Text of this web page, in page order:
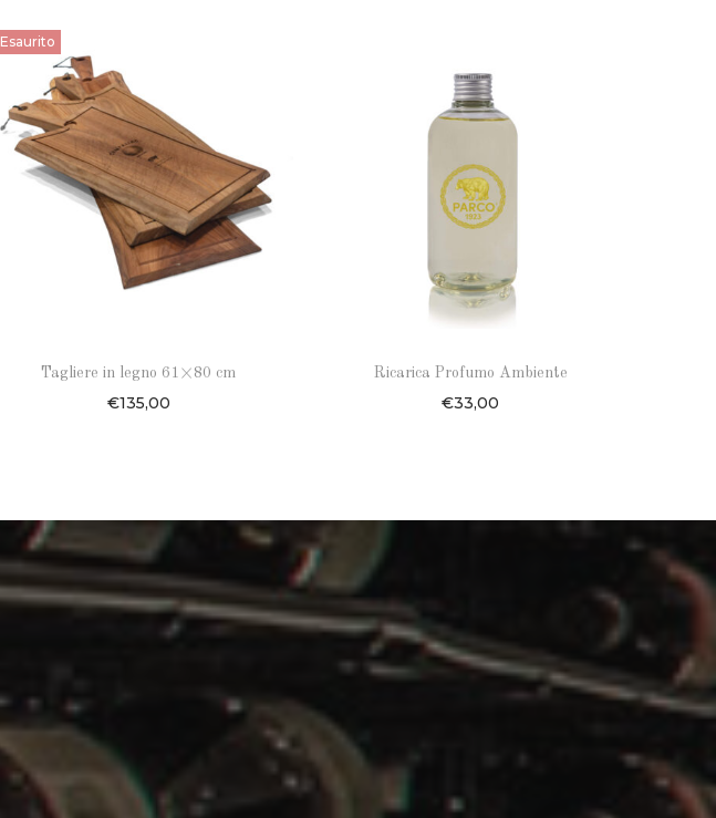
Esaurito
Tagliere in legno 61×80 cm
€135,00
Ricarica Profumo Ambiente
€33,00